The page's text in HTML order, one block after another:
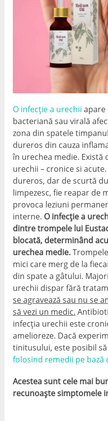
O infecție a urechii apare
bacteriană sau virală
zona din spatele
dureros din cauza
în urechea medie.
urechii – cronice si
dureros, dar de scurtă
limpezesc, fie reapar de
provoca leziuni
interne. O infecție a
dintre trompele lui
blocată, determinând
urechea medie.
mici care merg de la
din spate a gâtului.
urechii dispar fără
se agravează sau nu se
să vezi un medic.
infecția urechii este
amelioreze. Dacă
tinitusului, este posibil
folosind remedii pe bază
Acestea sunt cele mai
recunoaște simptomele